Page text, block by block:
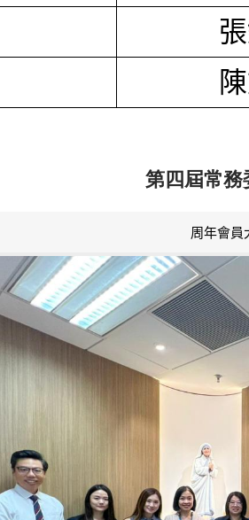
第四屆常
周年會員